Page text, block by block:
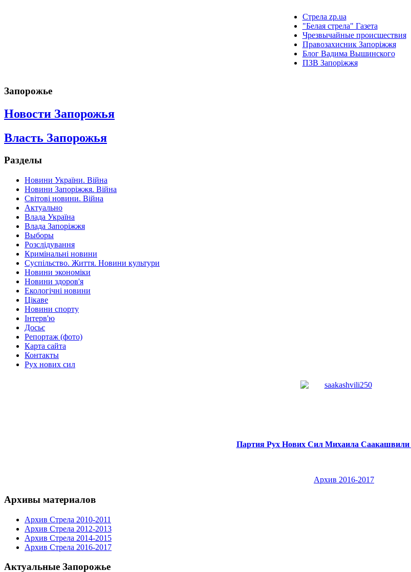
Стрела zp.ua
"Белая стрела" Газета
Чрезвычайные происшествия
Правозахисник Запоріжжя
Блог Вадима Вышинского
ПЗВ Запоріжжя
Запорожье
Новости Запорожья
Власть Запорожья
Разделы
Новини України. Війна
Новини Запоріжжя. Війна
Світові новини. Війна
Актуально
Влада Україна
Влада Запоріжжя
Выборы
Розслідування
Кримінальні новини
Суспільство. Життя. Новини культури
Новини экономіки
Новини здоров'я
Екологічні новини
Цікаве
Новини спорту
Інтерв'ю
Досьє
Репортаж (фото)
Карта сайта
Контакты
Рух нових сил
Партия Рух Нових Сил Михаила Саакашвили
Архив 2016-2017
Архивы материалов
Архив Стрела 2010-2011
Архив Стрела 2012-2013
Архив Стрела 2014-2015
Архив Стрела 2016-2017
Актуальные Запорожье